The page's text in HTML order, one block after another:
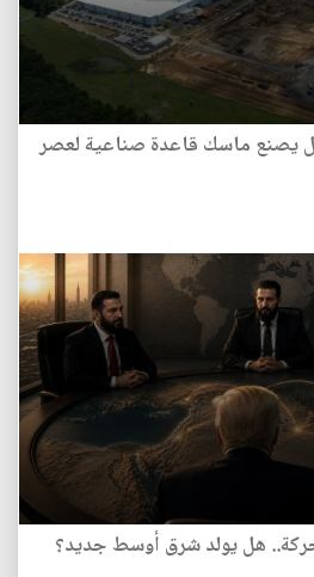
يصنع ماسك قاعدة صناعية لعصر
هل يولد شرق أوسط جديد؟